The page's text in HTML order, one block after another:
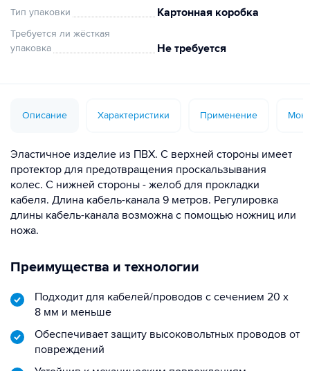
Тип упаковки Картонная коробка
Требуется ли жёсткая
упаковка
Не требуется
Описание Характеристики Применение
Эластичное изделие из ПВХ. С верхней стороны имеет
протектор для предотвращения проскальзывания
колес. С нижней стороны - желоб для прокладки
кабеля. Длина кабель-канала 9 метров. Регулировка
длины кабель-канала возможна с помощью ножниц или
ножа.
Преимущества и технологии
Подходит для кабелей/проводов с сечением 20 х
8 мм и меньше
Обеспечивает защиту высоковольтных проводов от
повреждений